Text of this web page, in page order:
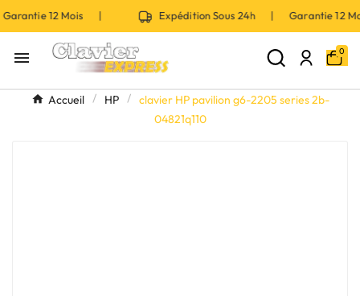
12 Mois | Expédition Sous 24h | Garantie 12
 0
Accueil HP
clavier HP pavilion g6-2205 series 2b-
04821q110